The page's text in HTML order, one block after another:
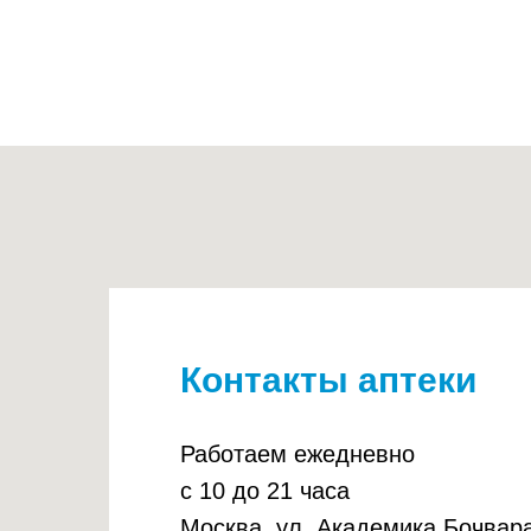
Контакты аптеки
Работаем ежедневно
с 10 до 21 часа